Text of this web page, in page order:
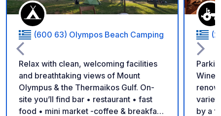
(600 63) Olympos Beach Camping
Relax with clean, welcoming facilities
and breathtaking views of Mount
Olympus & the Thermaikos Gulf. On-
site you’ll find bar • restaurant • fast
food • mini market -coffee & breakfast
by a